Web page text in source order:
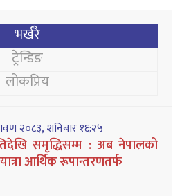
भर्खरै
ट्रेन्डिङ
लोकप्रिय
२०८३, शनिबार १६:२५
समृद्धिसम्म : अब नेपालको
आर्थिक रूपान्तरणतर्फ